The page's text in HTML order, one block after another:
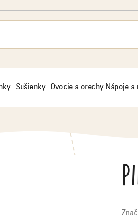
Sušienky Ovocie a orechy Nápoje a